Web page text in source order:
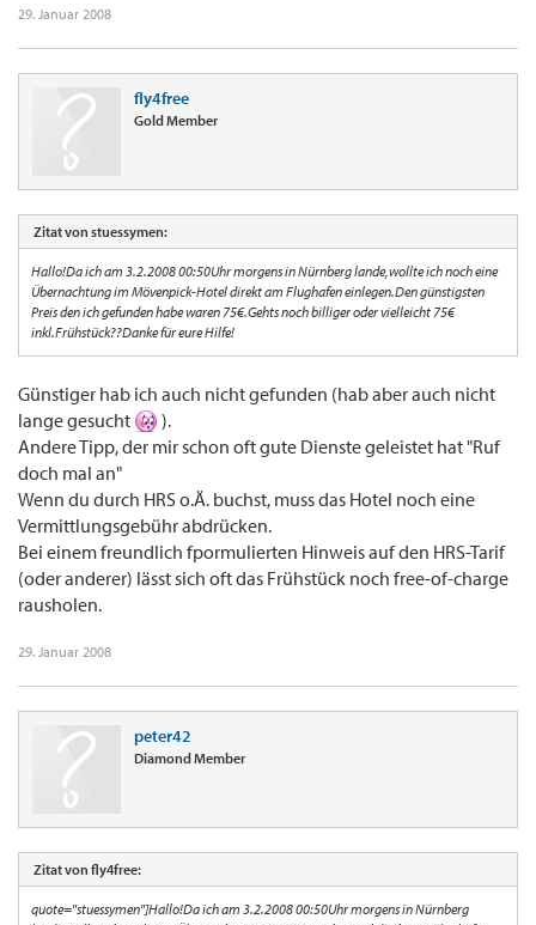
29. Januar 2008
fly4free
Gold Member
Zitat von stuessymen:
Hallo!Da ich am 3.2.2008 00:50Uhr morgens in Nürnberg lande,wollte ich noch eine
Übernachtung im Mövenpick-Hotel direkt am Flughafen einlegen.Den günstigsten
Preis den ich gefunden habe waren 75€.Gehts noch billiger oder vielleicht 75€
inkl.Frühstück??Danke für eure Hilfe!
Günstiger hab ich auch nicht gefunden (hab aber auch nicht
lange gesucht
).
Andere Tipp, der mir schon oft gute Dienste geleistet hat "Ruf
doch mal an"
Wenn du durch HRS o.Ä. buchst, muss das Hotel noch eine
Vermittlungsgebühr abdrücken.
Bei einem freundlich fpormulierten Hinweis auf den HRS-Tarif
(oder anderer) lässt sich oft das Frühstück noch free-of-charge
rausholen.
29. Januar 2008
peter42
Diamond Member
Zitat von fly4free:
quote="stuessymen"]Hallo!Da ich am 3.2.2008 00:50Uhr morgens in Nürnberg